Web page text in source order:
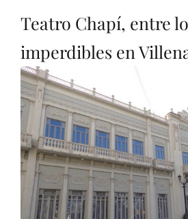
Teatro Chapí, entre
imperdibles en